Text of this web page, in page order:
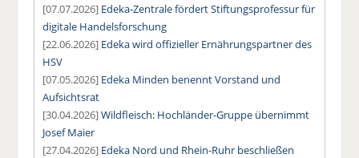
[07.07.2026] Edeka-Zentrale fördert Stiftungsprofessur für
digitale Handelsforschung
[22.06.2026] Edeka wird offizieller Ernährungspartner des
HSV
[07.05.2026] Edeka Minden benennt Vorstand und
Aufsichtsrat
[30.04.2026]Wildfleisch: Hochländer-Gruppe übernimmt
Josef Maier
[27.04.2026] Edeka Nord und Rhein-Ruhr beschließen